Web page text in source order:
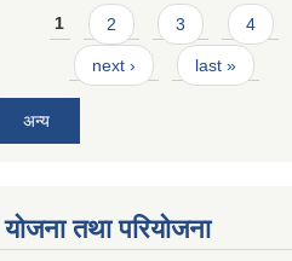
Pages
1 2 3 4
next › last »
अन्य
योजना तथा परियोजना